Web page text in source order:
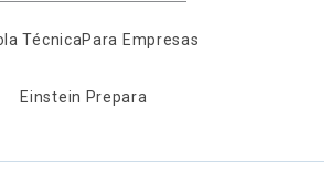
TécnicaPara Empresas
Einstein Prepara